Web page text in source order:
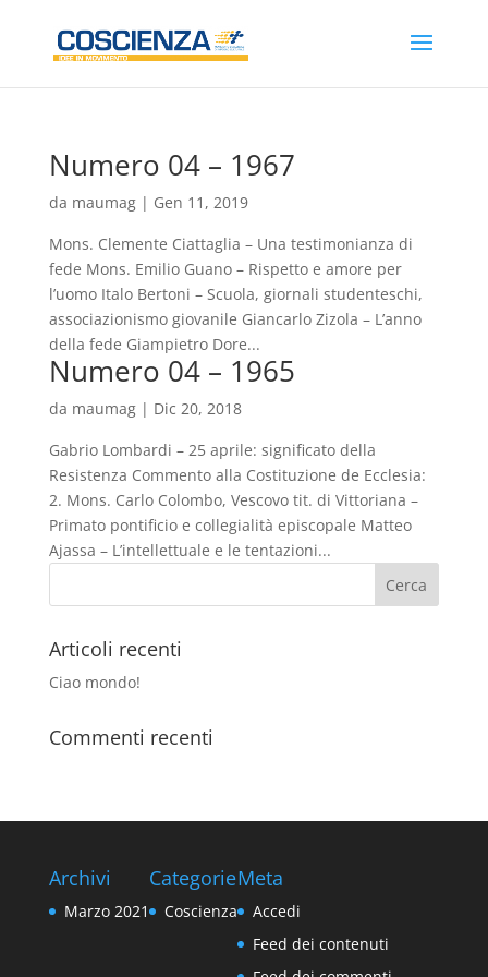
Numero 04 – 1967
da maumag| Gen 11, 2019
Mons. Clemente Ciattaglia – Una testimonianza di
fede Mons. Emilio Guano – Rispetto e amore per
l’uomo Italo Bertoni – Scuola, giornali studenteschi,
associazionismo giovanile Giancarlo Zizola – L’anno
della fede Giampietro Dore...
Numero 04 – 1965
da maumag| Dic 20, 2018
Gabrio Lombardi – 25 aprile: significato della
Resistenza Commento alla Costituzione de Ecclesia:
2. Mons. Carlo Colombo, Vescovo tit. di Vittoriana –
Primato pontificio e collegialità episcopale Matteo
Ajassa – L’intellettuale e le tentazioni...
Articoli recenti
Ciao mondo!
Commenti recenti
Archivi
Marzo 2021
Categorie
Coscienza
Meta
Accedi
Feed dei contenuti